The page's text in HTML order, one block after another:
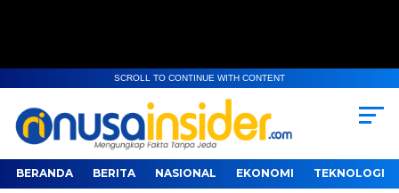
SCROLL TO CONTINUE WITH CONTENT
BERANDA BERITA NASIONAL EKONOMI TEKNOLOGI